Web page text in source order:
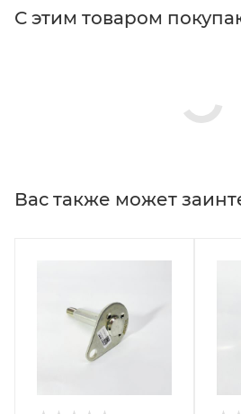
С этим товаром
Вас также может